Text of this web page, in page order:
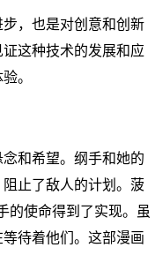
，也是对创意和创新
这种技术的发展和应
。
念和希望。纲手和她的
止了敌人的计划。菠
的使命得到了实现。虽
待着他们。这部漫画